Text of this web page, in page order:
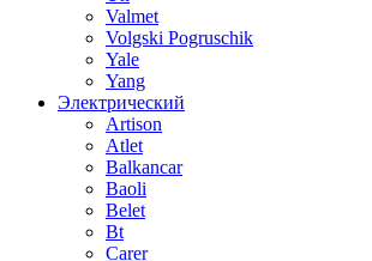
Valmet
Volgski Pogruschik
Yale
Yang
Электрический
Artison
Atlet
Balkancar
Baoli
Belet
Bt
Carer